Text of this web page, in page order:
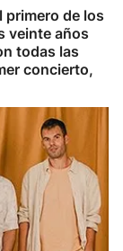
primero de los
veinte años
todas las
concierto,